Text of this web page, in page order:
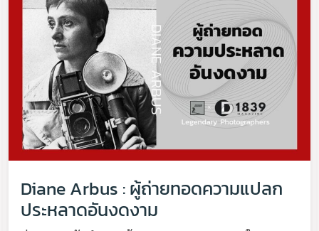
Diane Arbus : ผู้ถ่ายทอดความแปลก
ประหลาดอันงดงาม